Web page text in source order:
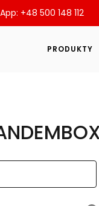
+48 500 148 112
PRODUKTY